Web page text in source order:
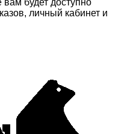
вам будет доступно
личный кабинет и